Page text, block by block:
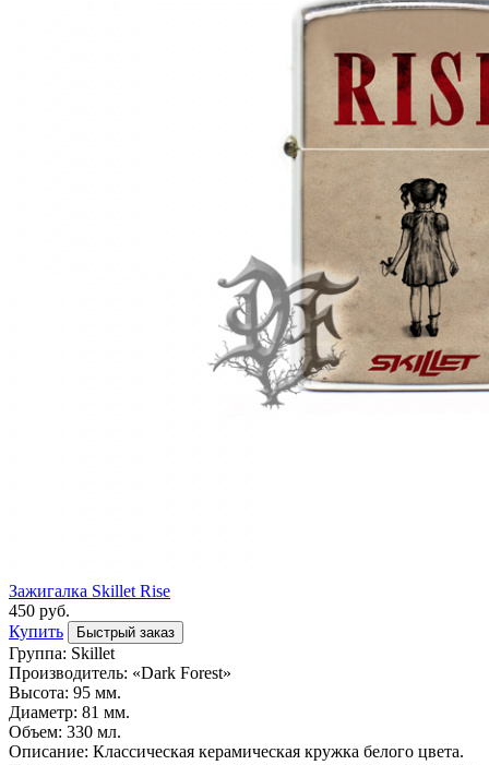
Зажигалка Skillet Rise
450 руб.
Купить
Быстрый заказ
Группа: Skillet
Производитель: «Dark Forest»
Высота: 95 мм.
Диаметр: 81 мм.
Объем: 330 мл.
Описание: Классическая керамическая кружка белого цвета.